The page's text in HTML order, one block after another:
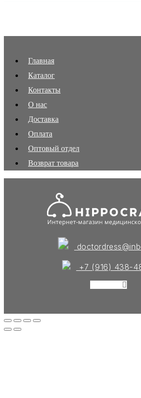
Главная
Каталог
Контакты
О нас
Доставка
Оплата
Оптовый отдел
Возврат товара
+7 (916) 438-